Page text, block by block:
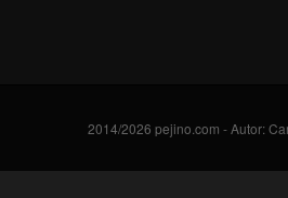
2014/2026 pejino.com - Autor: